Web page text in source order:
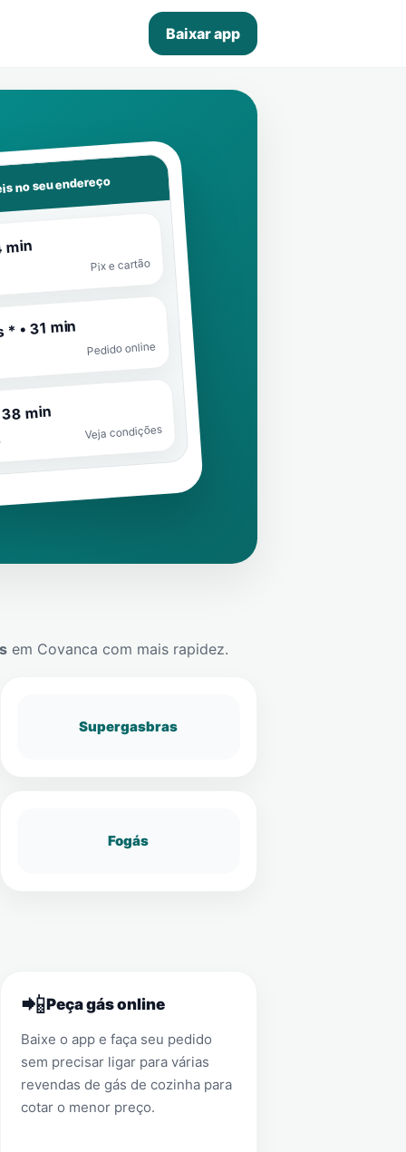
Baixar app
no seu endereço
min
Pix e cartão
• 31 min
Pedido online
min
Veja condições
em Covanca com mais rapidez.
Supergasbras
Fogás
📲Peça gás online
Baixe o app e faça seu pedido
sem precisar ligar para várias
revendas de gás de cozinha para
cotar o menor preço.